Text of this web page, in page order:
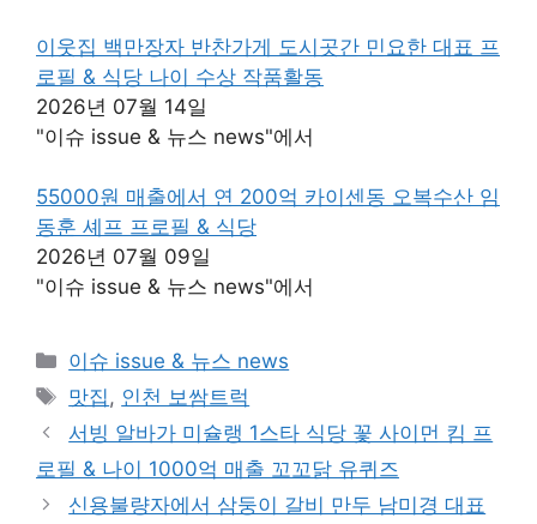
이웃집 백만장자 반찬가게 도시곳간 민요한 대표 프
로필 & 식당 나이 수상 작품활동
2026년 07월 14일
"이슈 issue & 뉴스 news"에서
55000원 매출에서 연 200억 카이센동 오복수산 임
동훈 셰프 프로필 & 식당
2026년 07월 09일
"이슈 issue & 뉴스 news"에서
카
테
리
이슈 issue & 뉴스 news
태
그
맛집, 인천 보쌈트럭
서빙 알바가 미슐랭 1스타 식당 꽃 사이먼 킴 프
로필 & 나이 1000억 매출 꼬꼬닭 유퀴즈
신용불량자에서 삼둥이 갈비 만두 남미경 대표